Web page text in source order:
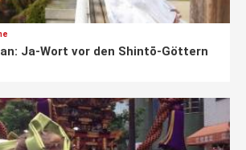
Ja-Wort vor den Shintō-Göttern